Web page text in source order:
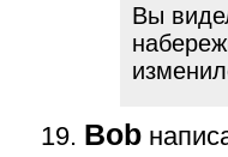
Вы
Bob